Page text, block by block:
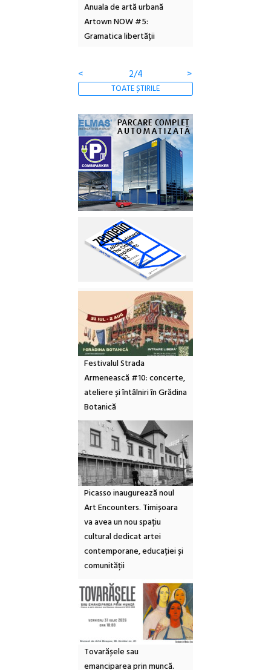
Anuala de artă urbană
Artown NOW #5:
Gramatica libertății
< 2/4 >
TOATE ȘTIRILE
Festivalul Strada
Armenească #10: concerte,
ateliere și întâlniri în Grădina
Botanică
Picasso inaugurează noul
Art Encounters. Timișoara
va avea un nou spațiu
cultural dedicat artei
contemporane, educației și
comunității
Tovarășele sau
emanciparea prin muncă.